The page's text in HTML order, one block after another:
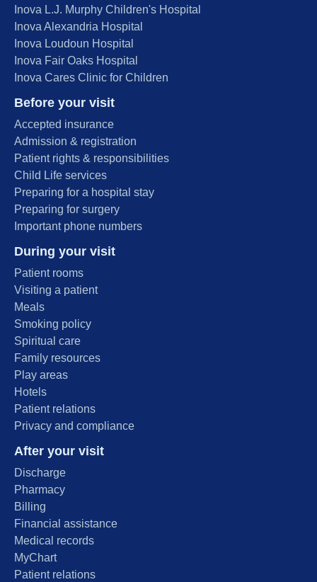
Inova L.J. Murphy Children's Hospital
Inova Alexandria Hospital
Inova Loudoun Hospital
Inova Fair Oaks Hospital
Inova Cares Clinic for Children
Before your visit
Accepted insurance
Admission & registration
Patient rights & responsibilities
Child Life services
Preparing for a hospital stay
Preparing for surgery
Important phone numbers
During your visit
Patient rooms
Visiting a patient
Meals
Smoking policy
Spiritual care
Family resources
Play areas
Hotels
Patient relations
Privacy and compliance
After your visit
Discharge
Pharmacy
Billing
Financial assistance
Medical records
MyChart
Patient relations